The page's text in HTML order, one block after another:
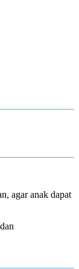
agar anak dapat